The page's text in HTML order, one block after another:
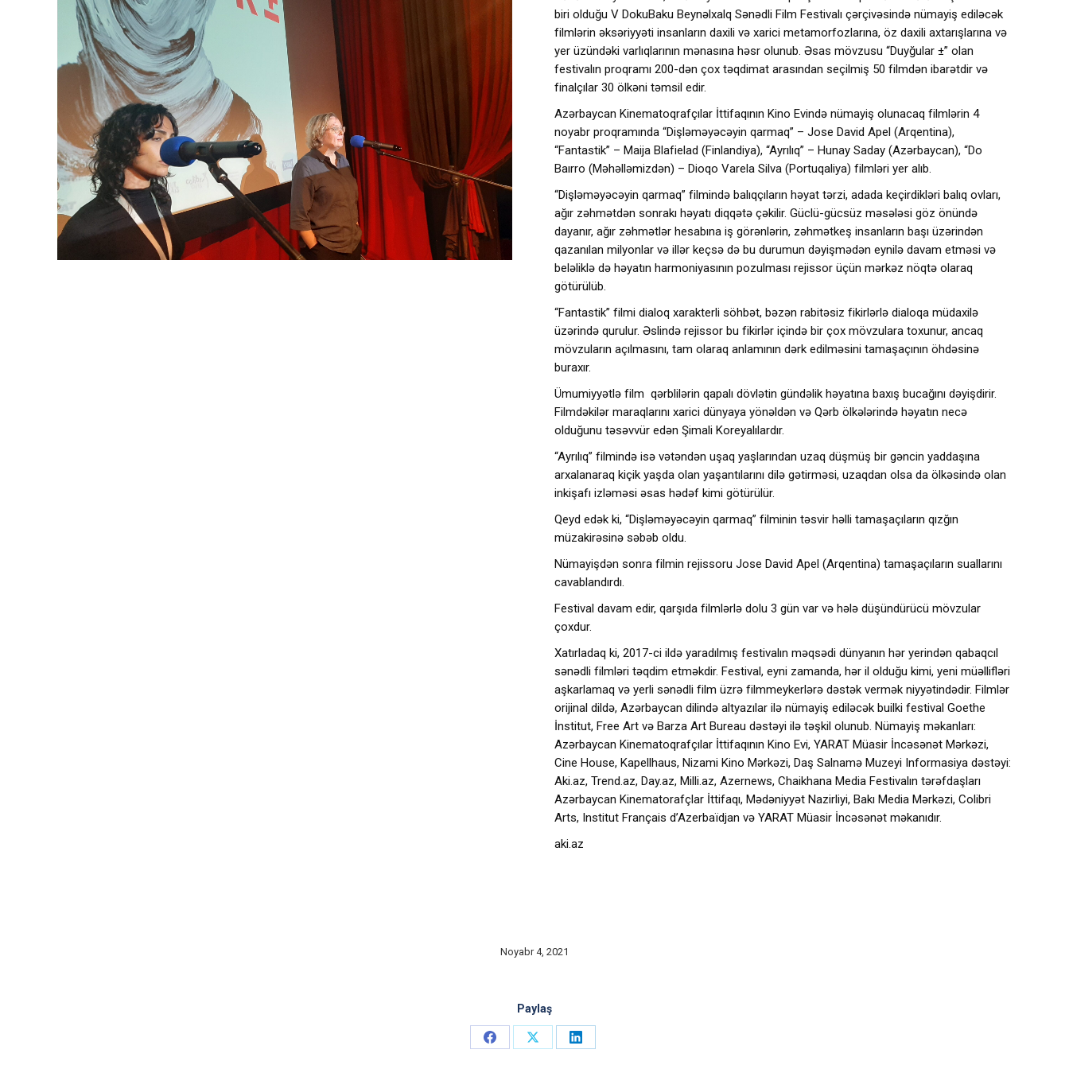
biri olduğu V DokuBaku Beynəlxalq Sənədli Film Festivalı çərçivəsində nümayiş ediləcək
filmlərin əksəriyyəti insanların daxili və xarici metamorfozlarına, öz daxili axtarışlarına və
yer üzündəki varlıqlarının mənasına həsr olunub. Əsas mövzusu “Duyğular ±” olan
festivalın proqramı 200-dən çox təqdimat arasından seçilmiş 50 filmdən ibarətdir və
finalçılar 30 ölkəni təmsil edir.
Azərbaycan Kinematoqrafçılar İttifaqının Kino Evində nümayiş olunacaq filmlərin 4
noyabr proqramında “Dişləməyəcəyin qarmaq” – Jose David Apel (Arqentina),
“Fantastik” – Maija Blafielad (Finlandiya), “Ayrılıq” – Hunay Saday (Azərbaycan), “Do
Baırro (Məhəlləmizdən) – Dioqo Varela Silva (Portuqaliya) filmləri yer alıb.
“Dişləməyəcəyin qarmaq” filmində balıqçıların həyat tərzi, adada keçirdikləri balıq ovları,
ağır zəhmətdən sonrakı həyatı diqqətə çəkilir. Güclü-gücsüz məsələsi göz önündə
dayanır, ağır zəhmətlər hesabına iş görənlərin, zəhmətkeş insanların başı üzərindən
qazanılan milyonlar və illər keçsə də bu durumun dəyişmədən eynilə davam etməsi və
beləliklə də həyatın harmoniyasının pozulması rejissor üçün mərkəz nöqtə olaraq
götürülüb.
“Fantastik” filmi dialoq xarakterli söhbət, bəzən rabitəsiz fikirlərlə dialoqa müdaxilə
üzərində qurulur. Əslində rejissor bu fikirlər içində bir çox mövzulara toxunur, ancaq
mövzuların açılmasını, tam olaraq anlamının dərk edilməsini tamaşaçının öhdəsinə
buraxır.
Ümumiyyətlə film qərblilərin qapalı dövlətin gündəlik həyatına baxış bucağını dəyişdirir.
Filmdəkilər maraqlarını xarici dünyaya yönəldən və Qərb ölkələrində həyatın necə
olduğunu təsəvvür edən Şimali Koreyalılardır.
“Ayrılıq” filmində isə vətəndən uşaq yaşlarından uzaq düşmüş bir gəncin yaddaşına
arxalanaraq kiçik yaşda olan yaşantılarını dilə gətirməsi, uzaqdan olsa da ölkəsində olan
inkişafı izləməsi əsas hədəf kimi götürülür.
Qeyd edək ki, “Dişləməyəcəyin qarmaq” filminin təsvir həlli tamaşaçıların qızğın
müzakirəsinə səbəb oldu.
Nümayişdən sonra filmin rejissoru Jose David Apel (Arqentina) tamaşaçıların suallarını
cavablandırdı.
Festival davam edir, qarşıda filmlərlə dolu 3 gün var və hələ düşündürücü mövzular
çoxdur.
Xatırladaq ki, 2017-ci ildə yaradılmış festivalın məqsədi dünyanın hər yerindən qabaqcıl
sənədli filmləri təqdim etməkdir. Festival, eyni zamanda, hər il olduğu kimi, yeni müəllifləri
aşkarlamaq və yerli sənədli film üzrə filmmeykerlərə dəstək vermək niyyətindədir. Filmlər
orijinal dildə, Azərbaycan dilində altyazılar ilə nümayiş ediləcək builki festival Goethe
İnstitut, Free Art və Barza Art Bureau dəstəyi ilə təşkil olunub. Nümayiş məkanları:
Azərbaycan Kinematoqrafçılar İttifaqının Kino Evi, YARAT Müasir İncəsənət Mərkəzi,
Cine House, Kapellhaus, Nizami Kino Mərkəzi, Daş Salnamə Muzeyi Informasiya dəstəyi:
Aki.az, Trend.az, Day.az, Milli.az, Azernews, Chaikhana Media Festivalın tərəfdaşları
Azərbaycan Kinematorafçlar İttifaqı, Mədəniyyət Nazirliyi, Bakı Media Mərkəzi, Colibri
Arts, Institut Français d’Azerbaïdjan və YARAT Müasir İncəsənət məkanıdır.
aki.az
Noyabr 4, 2021
Paylaş
Share
Share
Share